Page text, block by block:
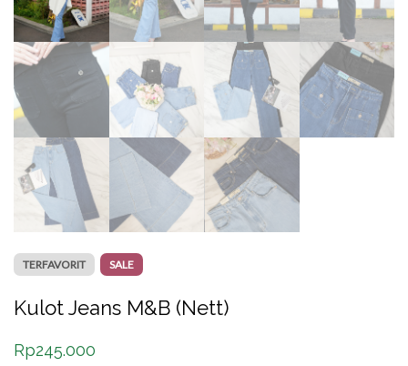
TERFAVORIT SALE
Kulot Jeans M&B (Nett)
Rp245.000